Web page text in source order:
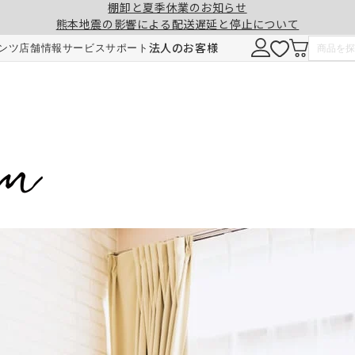
棚卸と夏季休業のお知らせ
熊本地震の影響による配送遅延と停止について
ツ 店舗情報サービスサポート 法人のお客様